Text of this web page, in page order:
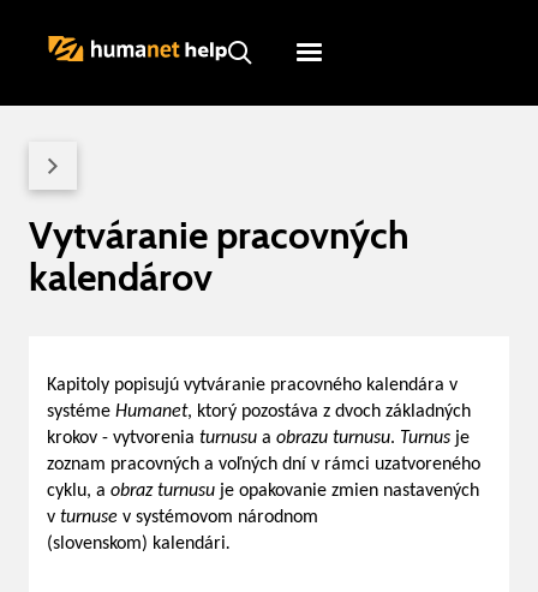
Humanet
Vytváranie pracovných
kalendárov
Kapitoly popisujú vytváranie pracovného kalendára v
systéme Humanet, ktorý pozostáva z dvoch základných
krokov - vytvorenia turnusu a obrazu turnusu. Turnus je
zoznam pracovných a voľných dní v rámci uzatvoreného
cyklu, a obraz turnusu je opakovanie zmien nastavených
v turnuse v systémovom národnom
(slovenskom) kalendári.